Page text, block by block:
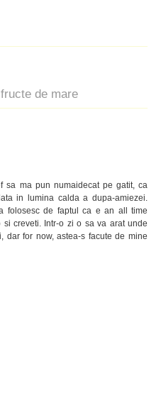
de mare
sa ma pun numaidecat pe gatit, ca
in lumina calda a dupa-amiezei.
folosesc de faptul ca e an all time
creveti. Intr-o zi o sa va arat unde
dar for now, astea-s facute de mine